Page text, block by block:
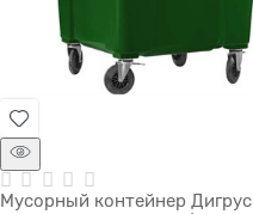
Мусорный контейнер